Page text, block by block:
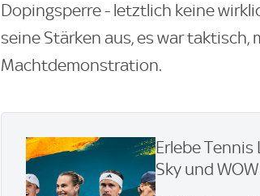
Dopingsperre - letztlich keine
seine Stärken aus, es war
Machtdemonstration.
Erlebe
Sky und WOW